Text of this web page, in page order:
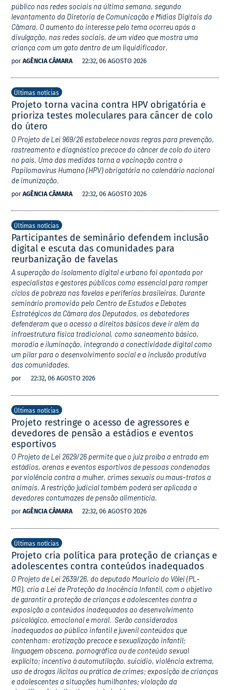
público nas redes sociais na última semana, segundo
levantamento da Diretoria de Comunicação e Mídias Digitais da
Câmara. O aumento do interesse pelo tema ocorreu após a
divulgação, nas redes sociais, de um vídeo que mostra uma
criança com um gato dentro de um liquidificador.
por AGÊNCIA CÂMARA 22:32, 06 AGOSTO 2026
Últimas notícias
Projeto torna vacina contra HPV obrigatória e
prioriza testes moleculares para câncer de colo
do útero
O Projeto de Lei 969/26 estabelece novas regras para prevenção,
rastreamento e diagnóstico precoce do câncer de colo do útero
no país. Uma das medidas torna a vacinação contra o
Papilomavírus Humano (HPV) obrigatória no calendário nacional
de imunização.
por AGÊNCIA CÂMARA 22:32, 06 AGOSTO 2026
Últimas notícias
Participantes de seminário defendem inclusão
digital e escuta das comunidades para
reurbanização de favelas
A superação do isolamento digital e urbano foi apontada por
especialistas e gestores públicos como essencial para romper
ciclos de pobreza nas favelas e periferias brasileiras. Durante
seminário promovido pelo Centro de Estudos e Debates
Estratégicos da Câmara dos Deputados, os debatedores
defenderam que o acesso a direitos básicos deve ir além da
infraestrutura física tradicional, como saneamento básico,
moradia e iluminação, integrando a conectividade digital como
um pilar para o desenvolvimento social e a inclusão produtiva
das comunidades.
por 22:32, 06 AGOSTO 2026
Últimas notícias
Projeto restringe o acesso de agressores e
devedores de pensão a estádios e eventos
esportivos
O Projeto de Lei 2629/26 permite que o juiz proíba a entrada em
estádios, arenas e eventos esportivos de pessoas condenadas
por violência contra a mulher, crimes sexuais ou maus-tratos a
animais. A restrição judicial também poderá ser aplicada a
devedores contumazes de pensão alimentícia.
por AGÊNCIA CÂMARA 22:32, 06 AGOSTO 2026
Últimas notícias
Projeto cria política para proteção de crianças e
adolescentes contra conteúdos inadequados
O Projeto de Lei 2639/26, do deputado Mauricio do Vôlei (PL-
MG), cria a Lei de Proteção da Inocência Infantil, com o objetivo
de garantir a proteção de crianças e adolescentes contra a
exposição a conteúdos inadequados ao desenvolvimento
psicológico, emocional e moral. Serão considerados
inadequados ao público infantil e juvenil conteúdos que
contenham: erotização precoce e sexualização infantil;
linguagem obscena, pornográfica ou de conteúdo sexual
explícito; incentivo à automutilação, suicídio, violência extrema,
uso de drogas ilícitas ou prática de crimes; exposição de crianças
e adolescentes a situações humilhantes; violação da